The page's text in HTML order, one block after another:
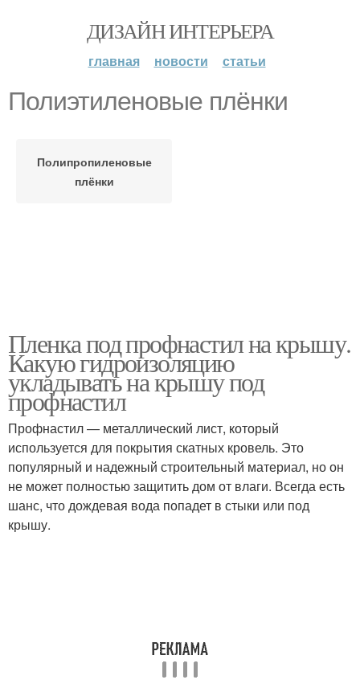
ДИЗАЙН ИНТЕРЬЕРА
главная новости статьи
Полиэтиленовые плёнки
Полипропиленовые
плёнки
Пленка под профнастил на крышу.
Какую гидроизоляцию
укладывать на крышу под
профнастил
Профнастил — металлический лист, который
используется для покрытия скатных кровель. Это
популярный и надежный строительный материал, но он
не может полностью защитить дом от влаги. Всегда есть
шанс, что дождевая вода попадет в стыки или под
крышу.